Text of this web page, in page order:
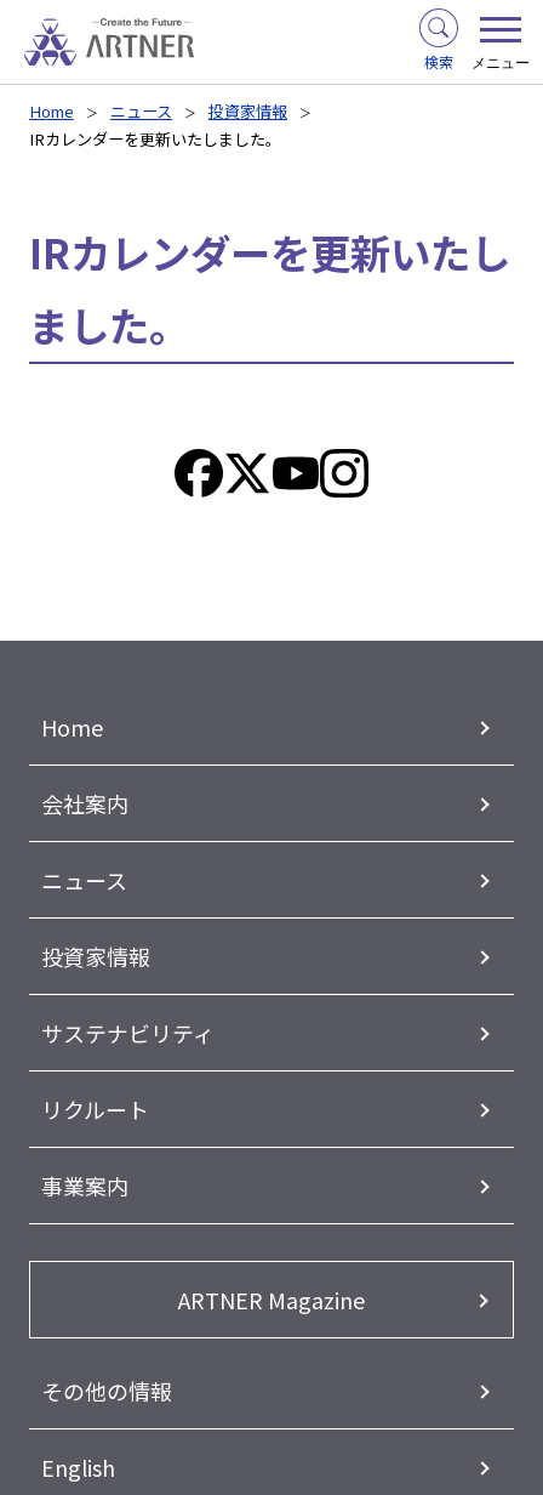
検索 メニュー
Home ニュース
投資家情報
IRカレンダーを更新いたしました。
IRカレンダーを更新いたし
ました。
Home
会社案内
ニュース
投資家情報
サステナビリティ
リクルート
事業案内
ARTNER Magazine
その他の情報
English